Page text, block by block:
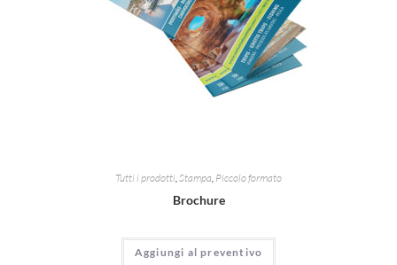
Tutti i prodotti,Stampa, Piccolo formato
Brochure
Aggiungi al preventivo